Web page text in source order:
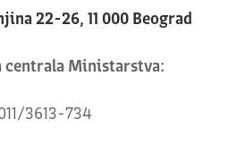
22-26, 11 000 Beograd
centrala Ministarstva:
3613-734